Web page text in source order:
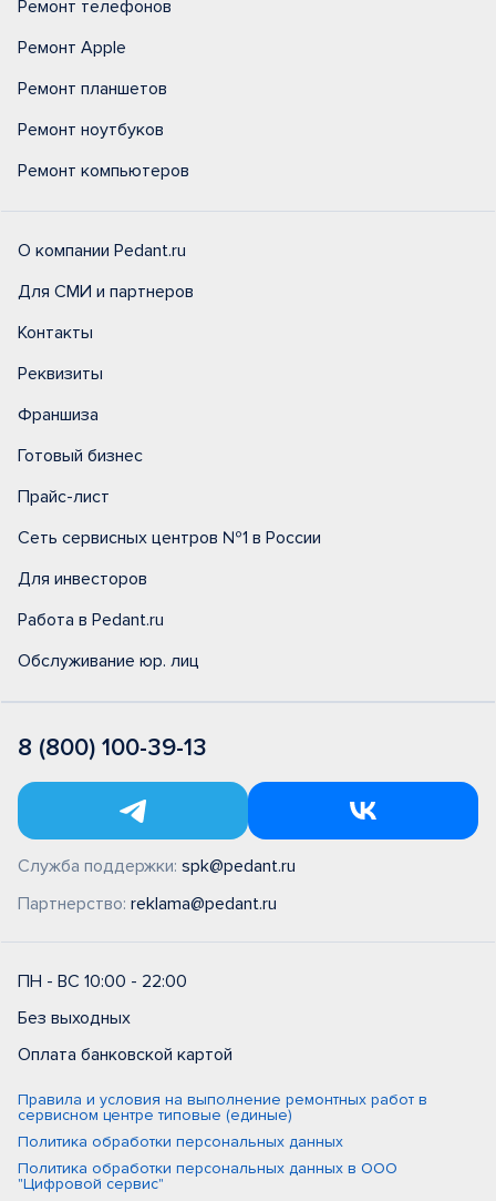
Ремонт телефонов
Ремонт Apple
Ремонт планшетов
Ремонт ноутбуков
Ремонт компьютеров
О компании Pedant.ru
Для СМИ и партнеров
Контакты
Реквизиты
Франшиза
Готовый бизнес
Прайс-лист
Сеть сервисных центров №1 в России
Для инвесторов
Работа в Pedant.ru
Обслуживание юр. лиц
8 (800) 100-39-13
Служба поддержки: spk@pedant.ru
Партнерство: reklama@pedant.ru
ПН - ВС 10:00 - 22:00
Без выходных
Оплата банковской картой
Правила и условия на выполнение ремонтных работ в
сервисном центре типовые (единые)
Политика обработки персональных данных
Политика обработки персональных данных в ООО
"Цифровой сервис"